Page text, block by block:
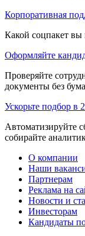
Корпоративная
Какой соцпакет вы
Оформляйте
Проверяйте
документы без
Ускорьте подбор в
Автоматизируйте
собирайте
О компании
Наши
Партнерам
Реклама на
Новости и
Инвесторам
Кандидаты